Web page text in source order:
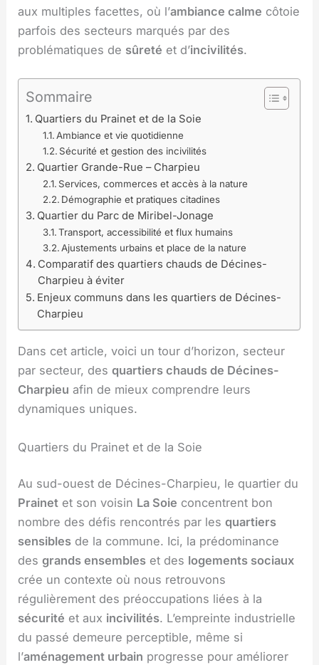
aux multiples facettes, où l’ambiance calme côtoie
parfois des secteurs marqués par des
problématiques de sûreté et d’incivilités.
Sommaire
Quartiers du Prainet et de la Soie
Ambiance et vie quotidienne
Sécurité et gestion des incivilités
Quartier Grande-Rue – Charpieu
Services, commerces et accès à la nature
Démographie et pratiques citadines
Quartier du Parc de Miribel-Jonage
Transport, accessibilité et flux humains
Ajustements urbains et place de la nature
Comparatif des quartiers chauds de Décines-
Charpieu à éviter
Enjeux communs dans les quartiers de Décines-
Charpieu
Dans cet article, voici un tour d’horizon, secteur
par secteur, desquartiers chauds de Décines-
Charpieu afin de mieux comprendre leurs
dynamiques uniques.
Quartiers du Prainet et de la Soie
Au sud-ouest de Décines-Charpieu, le quartier du
Prainet et son voisin La Soie concentrent bon
nombre des défis rencontrés par lesquartiers
sensibles de la commune. Ici, la prédominance
desgrands ensembles et des logements sociaux
crée un contexte où nous retrouvons
régulièrement des préoccupations liées à la
sécurité et aux incivilités. L’empreinte industrielle
du passé demeure perceptible, même si
l’aménagement urbain progresse pour améliorer